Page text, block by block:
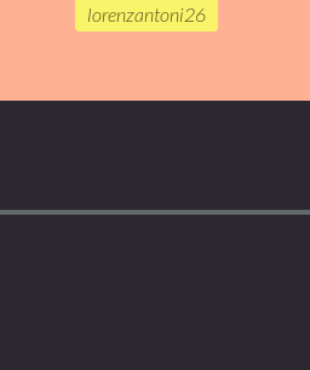
lorenzantoni26